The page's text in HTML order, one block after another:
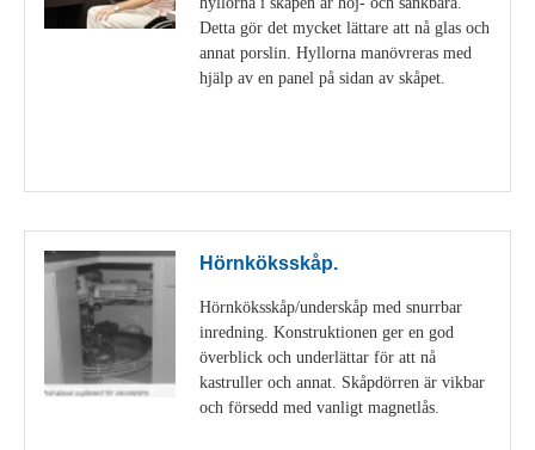
Detta gör det mycket lättare att nå glas och
annat porslin. Hyllorna manövreras med
hjälp av en panel på sidan av skåpet.
Hörnköksskåp.
Hörnköksskåp/underskåp med snurrbar
inredning. Konstruktionen ger en god
överblick och underlättar för att nå
kastruller och annat. Skåpdörren är vikbar
och försedd med vanligt magnetlås.